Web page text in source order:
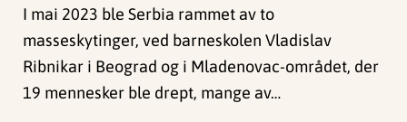
I mai 2023 ble Serbia rammet av to
masseskytinger, ved barneskolen Vladislav
Ribnikar i Beograd og i Mladenovac-området, der
19 mennesker ble drept, mange av…